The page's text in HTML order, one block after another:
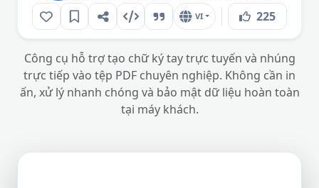
VI 225
Công cụ hỗ trợ tạo chữ ký tay trực tuyến và nhúng
trực tiếp vào tệp PDF chuyên nghiệp. Không cần in
ấn, xử lý nhanh chóng và bảo mật dữ liệu hoàn toàn
tại máy khách.